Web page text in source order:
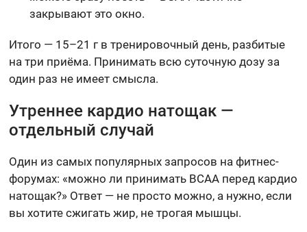
закрывают это окно.
Итого — 15–21 г в тренировочный день, разбитые
на три приёма. Принимать всю суточную дозу за
один раз не имеет смысла.
Утреннее кардио натощак —
отдельный случай
Один из самых популярных запросов на фитнес-
форумах: «можно ли принимать BCAA перед кардио
натощак?» Ответ — не просто можно, а нужно, если
вы хотите сжигать жир, не трогая мышцы.